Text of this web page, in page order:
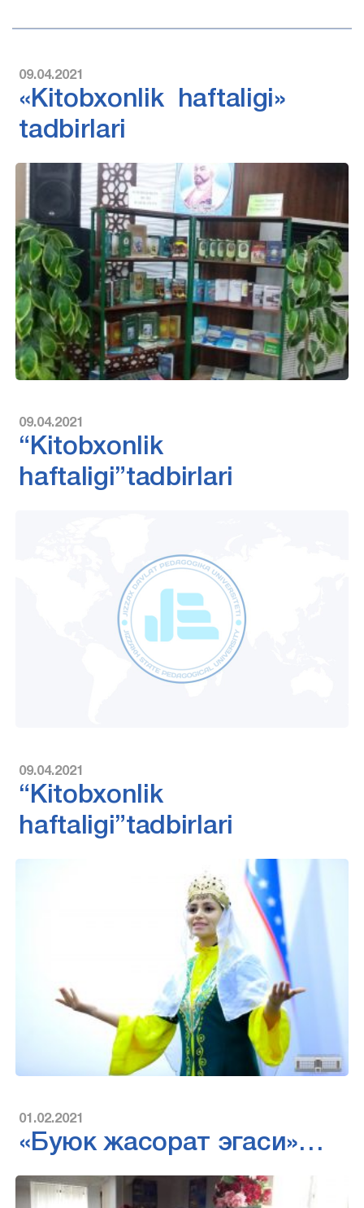
09.04.2021
«Kitobxonlik haftaligi»
tadbirlari
09.04.2021
“Kitobxonlik
haftaligi”tadbirlari
09.04.2021
“Kitobxonlik
haftaligi”tadbirlari
01.02.2021
«Буюк жасорат эгаси»…